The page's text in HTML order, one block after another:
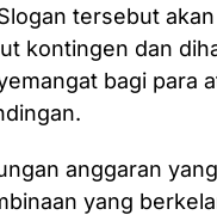
tersebut
kontingen dan
bagi para
anggaran
yang